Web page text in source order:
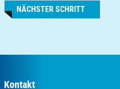
NÄCHSTER SCHRITT
Kontakt